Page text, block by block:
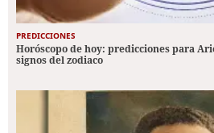
PREDICCIONES
Horóscopo de hoy: predicciones para
signos del zodiaco